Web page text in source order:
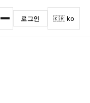
로그인 🇰🇷 ko